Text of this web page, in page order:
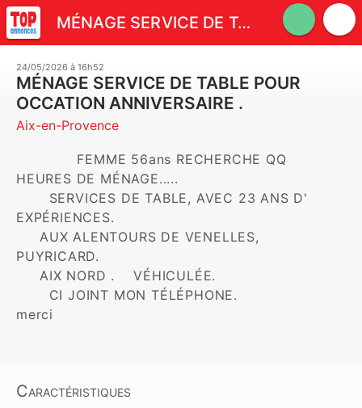
MÉNAGE SERVICE DE TABLE POUR OCCATION ANNIVERSAIRE .
24/05/2026 à 16h52
MÉNAGE SERVICE DE TABLE POUR
OCCATION ANNIVERSAIRE .
Aix-en-Provence
HEURES DE MÉNAGE.....
EXPÉRIENCES.
PUYRICARD.
merci
Caractéristiques